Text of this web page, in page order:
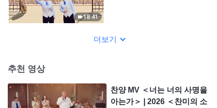
18:41
더보기
추천 영상
찬양 MV ＜너는 너의 사명을
아는가＞ | 2026 ＜찬미의 소